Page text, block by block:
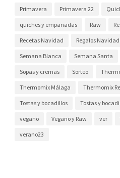
Primavera Primavera 22
quiches y empanadas Raw
Recetas Navidad Regalos Navidad
Semana Blanca Semana Santa
Sopas y cremas Sorteo
Thermomix Málaga Thermomix
Tostas y bocadillos Tostas y
vegano Vegano y Raw ver
verano23